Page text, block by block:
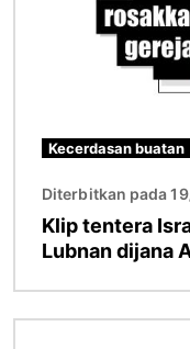
Kecerdasan buatan
Diterbitkan pada
Klip tentera
Lubnan dijana